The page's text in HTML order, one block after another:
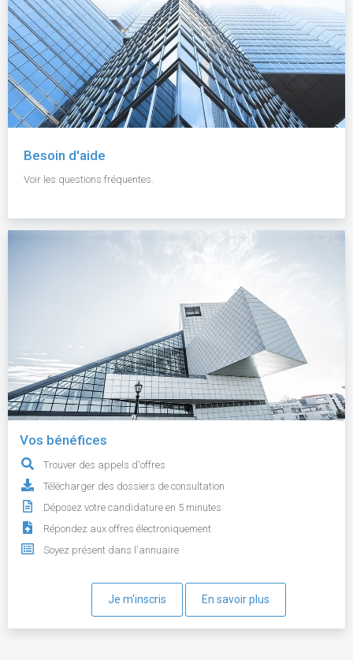
Besoin d'aide
Voir les questions fréquentes.
Vos bénéfices
Trouver des appels d'offres
Télécharger des dossiers de consultation
Déposez votre candidature en 5 minutes
Répondez aux offres électroniquement
Soyez présent dans l'annuaire
Je m'inscris En savoir plus